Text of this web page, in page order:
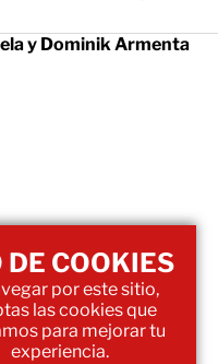
y Dominik Armenta
DE COOKIES
por este sitio,
las cookies que
para mejorar tu
experiencia.